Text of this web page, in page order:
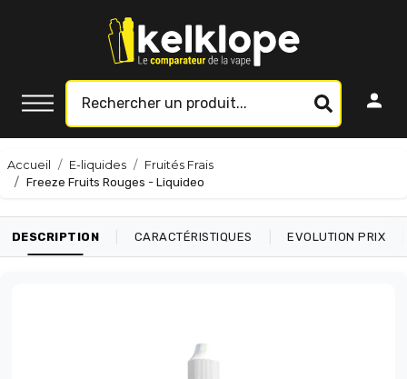
Accueil E-liquides
Fruités Frais
Freeze Fruits Rouges - Liquideo
DESCRIPTION CARACTÉRISTIQUES EVOLUTION PRIX